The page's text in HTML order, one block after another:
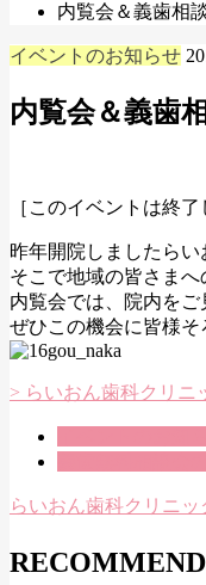
内覧会＆義歯相
イベントのお知らせ
内覧会＆義歯
［このイベントは終了
昨年開院しましたらい
そこで地域の皆さまへ
内覧会では、院内を
ぜひこの機会に皆様そ
> らいおん歯科クリニ
らいおん歯科クリニッ
RECOMMEND